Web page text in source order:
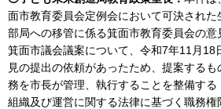
面市教育委員会定例会において可決され
部局への移管に係る箕面市教育委員会の
箕面市議会議案について、令和7年11月18
見の提出の依頼があったため、提案する
務を市長が管理、執行することを整備す
組織及び運営に関する法律に基づく職務権